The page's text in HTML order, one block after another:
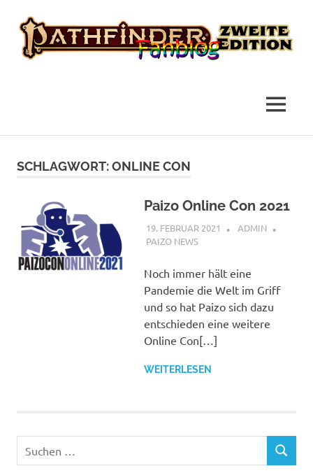
Inhalt
MENÜ
SCHLAGWORT:ONLINE CON
Paizo Online Con 2021
19. FEBRUAR 2021
ADMIN
PAIZO NEWS
Noch immer hält eine
Pandemie die Welt im Griff
und so hat Paizo sich dazu
entschieden eine weitere
Online Con[…]
WEITERLESEN
nach:
SUCHEN